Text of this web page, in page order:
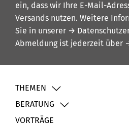
ein, dass wir Ihre E-Mail-
Versands nutzen. Weitere
Sie in unserer →
Abmeldung ist jederzeit über
THEMEN
BERATUNG
VORTRÄGE